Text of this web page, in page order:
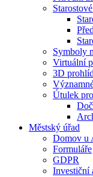
Symboly
Virtuální
3D
Útulek
Městský úřad
Domov u
Formuláře
GDPR
Investiční